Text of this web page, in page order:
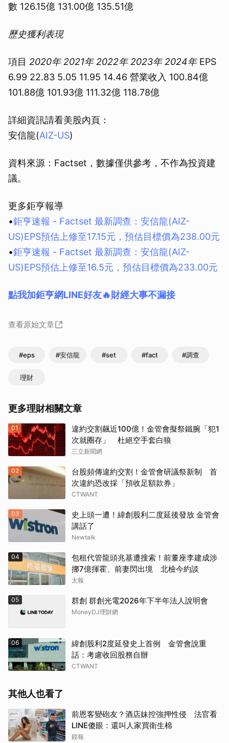
數 126.15億 131.00億 135.51億
歷史獲利表現
項目 2020年 2021年 2022年 2023年 2024年EPS
6.99 22.83 5.05 11.95 14.46 營業收入 100.84億
101.88億 101.93億 111.32億 118.78億
詳細資訊請看美股內頁：
安信龍(AIZ-US)
資料來源：Factset，數據僅供參考，不作為投資建
議。
更多鉅亨報導
•鉅亨速報 - Factset 最新調查：安信龍(AIZ-
US)EPS預估上修至17.15元，預估目標價為238.00元
•鉅亨速報 - Factset 最新調查：安信龍(AIZ-
US)EPS預估上修至16.5元，預估目標價為233.00元
點我加鉅亨網LINE好友🔥財經大事不漏接
查看原始文章
#eps #安信龍 #set #fact #調查
理財
更多理財相關文章
01
違約交割飆近100億！金管會擬祭鐵腕「犯1
次就圈存」 杜絕空手套白狼
三立新聞網
02
台股頻傳違約交割！金管會研議祭新制 首
次違約恐改採「預收足額款券」
CTWANT
03
史上頭一遭！緯創股利二度延後發放 金管會
講話了
Newtalk
04
包租代管龍頭兆基遭搜索！前董座李建成涉
挪7億揮霍、前妻閃出境 北檢今約談
太報
05 群創 群創光電2026年下半年法人說明會
MoneyDJ理財網
06
緯創股利2度延發史上首例 金管會說重
話：考慮收回股務自辦
CTWANT
其他人也看了
前恩客變砲友？酒店妹控強押性侵 法官看
LINE傻眼：還叫人家買衛生棉
鏡報